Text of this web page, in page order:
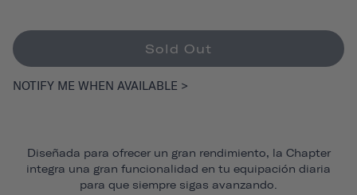
Sold Out
NOTIFY ME WHEN AVAILABLE >
Diseñada para ofrecer un gran rendimiento, la Chapter
integra una gran funcionalidad en tu equipación diaria
para que siempre sigas avanzando.